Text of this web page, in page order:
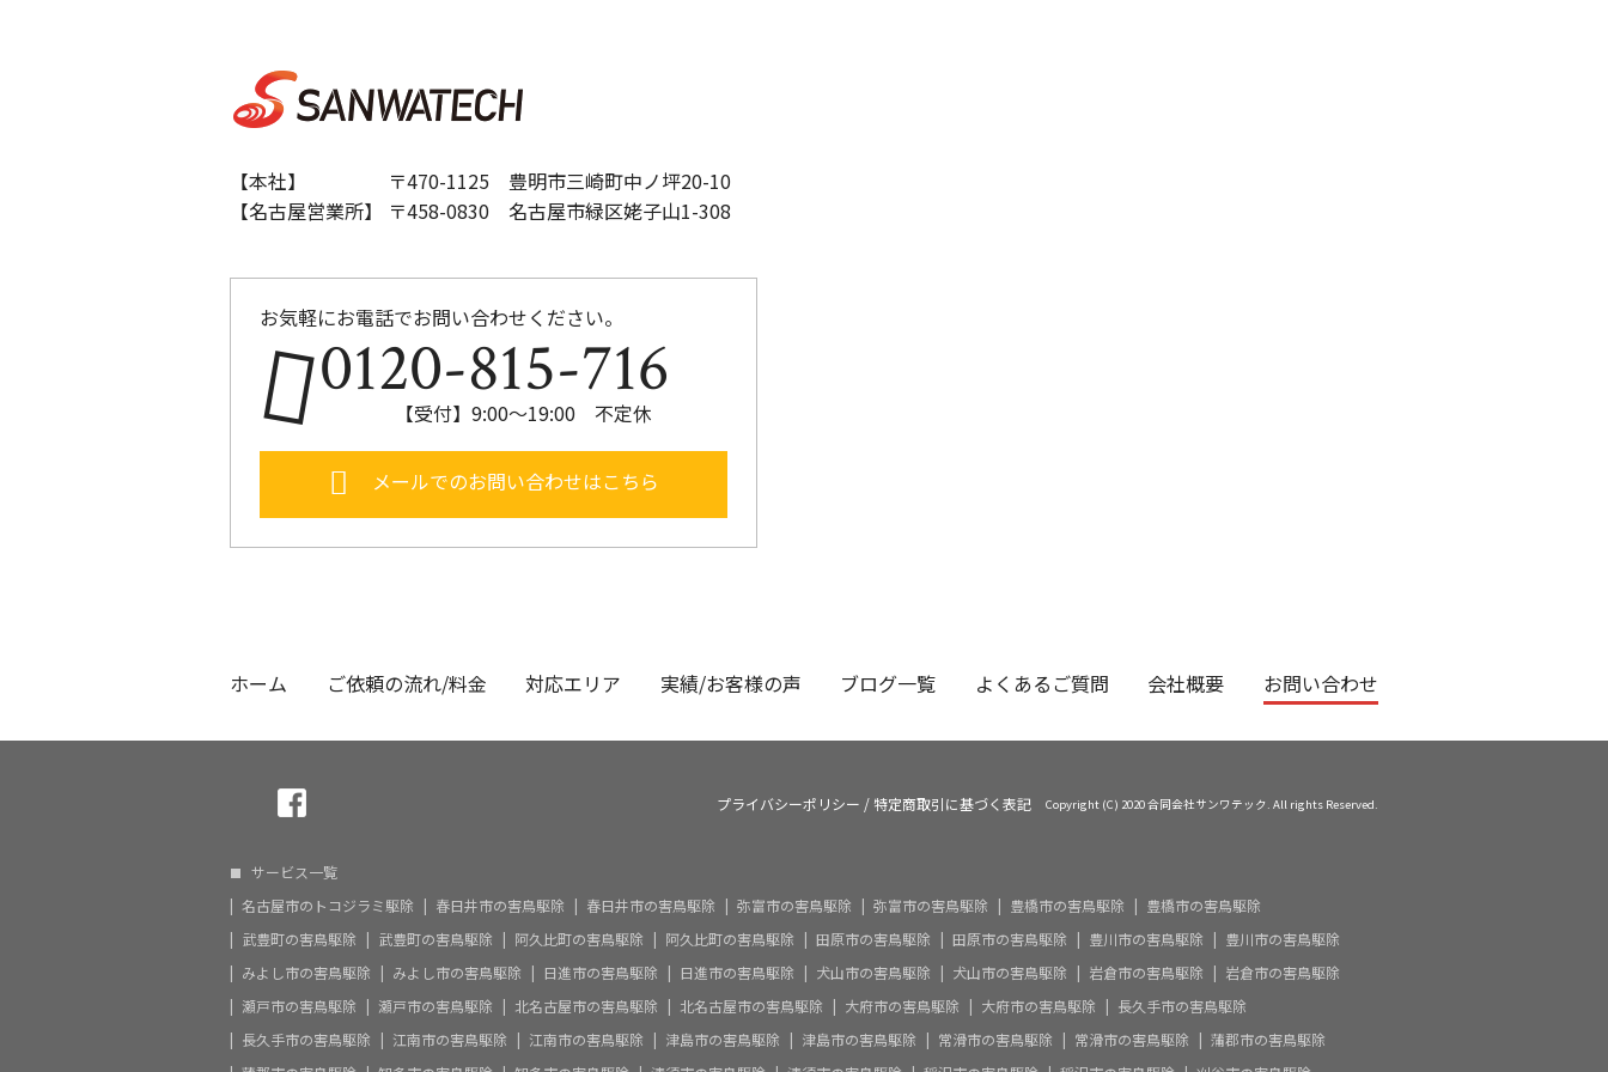
【本社】 〒470-1125 豊明市三崎町中ノ坪20-10
【名古屋営業所】 〒458-0830 名古屋市緑区姥子山1-308
お気軽にお電話でお問い合わせください。
0120-815-716
【受付】9:00～19:00 不定休
メールでのお問い合わせはこちら
ホーム ご依頼の流れ/料金 対応エリア 実績/お客様の声 ブログ一覧 よくあるご質問 会社概要 お問い合わせ
プライバシーポリシー /特定商取引に基づく表記 Copyright (C) 2020 合同会社サンワテック. All rights Reserved.
サービス一覧
名古屋市のトコジラミ駆除
春日井市の害鳥駆除 春日井市の害鳥駆除 弥富市の害鳥駆除 弥富市の害鳥駆除 豊橋市の害鳥駆除
豊橋市の害鳥駆除
武豊町の害鳥駆除
武豊町の害鳥駆除 阿久比町の害鳥駆除 阿久比町の害鳥駆除 田原市の害鳥駆除 田原市の害鳥駆除 豊川市の害鳥駆除
豊川市の害鳥駆除
みよし市の害鳥駆除
みよし市の害鳥駆除 日進市の害鳥駆除 日進市の害鳥駆除 犬山市の害鳥駆除 犬山市の害鳥駆除 岩倉市の害鳥駆除
岩倉市の害鳥駆除
瀬戸市の害鳥駆除
瀬戸市の害鳥駆除 北名古屋市の害鳥駆除 北名古屋市の害鳥駆除 大府市の害鳥駆除 大府市の害鳥駆除
長久手市の害鳥駆除
長久手市の害鳥駆除
江南市の害鳥駆除 江南市の害鳥駆除 津島市の害鳥駆除 津島市の害鳥駆除 常滑市の害鳥駆除 常滑市の害鳥駆除
蒲郡市の害鳥駆除